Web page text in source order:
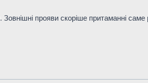
прояви скоріше притаманні саме